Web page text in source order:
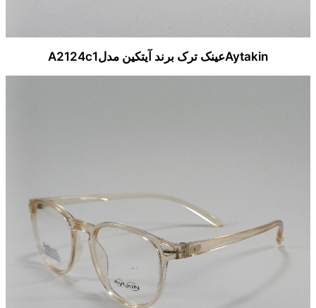
Aytakinعینک ترک برند آیتکین مدلA2124c1